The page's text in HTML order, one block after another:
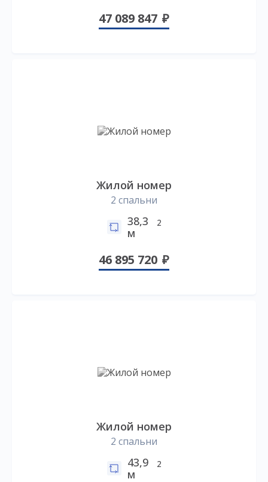
47 089 847
Жилой номер
2 спальни
38,3
м
2
46 895 720
Жилой номер
2 спальни
43,9
м
2